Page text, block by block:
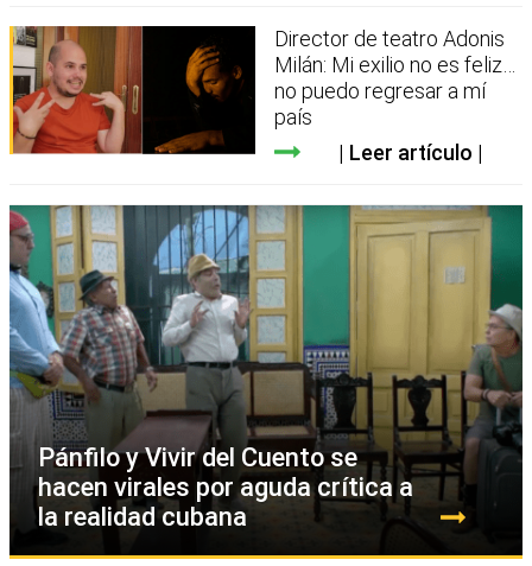
Director de teatro Adonis
Milán: Mi exilio no es feliz…
no puedo regresar a mí
país
Leer artículo
Pánfilo y Vivir del Cuento se
hacen virales por aguda crítica a
la realidad cubana